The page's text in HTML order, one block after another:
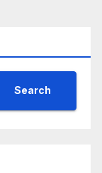
Search